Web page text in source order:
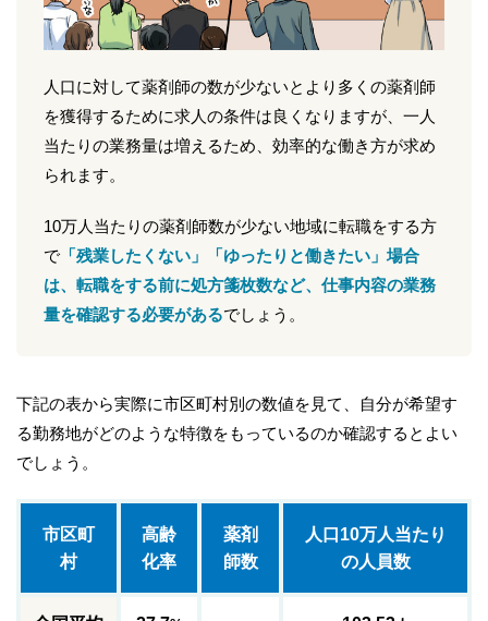
人口に対して薬剤師の数が少ないとより多くの薬剤師
を獲得するために求人の条件は良くなりますが、一人
当たりの業務量は増えるため、効率的な働き方が求め
られます。
10万人当たりの薬剤師数が少ない地域に転職をする方
で 「残業したくない」「ゆったりと働きたい」場合
は、転職をする前に処方箋枚数など、仕事内容の業務
量を確認する必要があるでしょう。
下記の表から実際に市区町村別の数値を見て、自分が希望す
る勤務地がどのような特徴をもっているのか確認するとよい
でしょう。
市区町
村
高齢
化率
薬剤
師数
人口10万人当たり
の人員数